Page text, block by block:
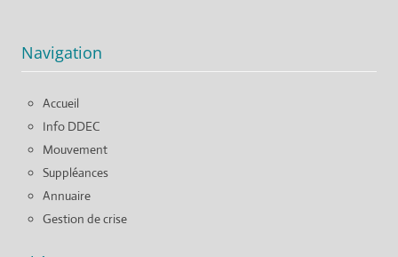
Navigation
Accueil
Info DDEC
Mouvement
Suppléances
Annuaire
Gestion de crise